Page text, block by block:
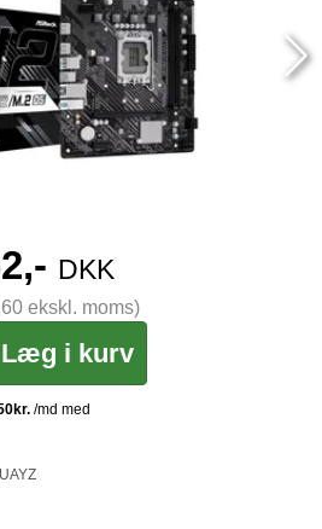
DKK
ekskl. moms)
Læg i kurv